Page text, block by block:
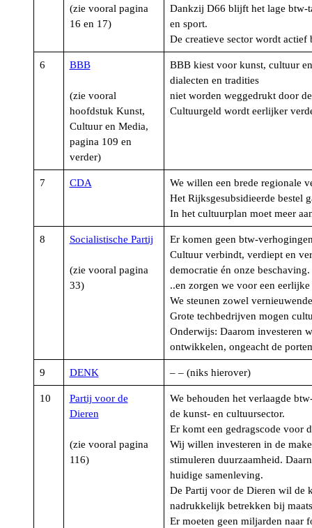
(zie vooral pagina
16 en 17)
Dankzij D66 blijft het lage btw-
en sport.
De creatieve sector wordt actief
6 BBB
(zie vooral
hoofdstuk Kunst,
Cultuur en Media,
pagina 109 en
verder)
BBB kiest voor kunst, cultuur
dialecten en tradities
niet worden weggedrukt door
Cultuurgeld wordt eerlijker
7 CDA
We willen een brede regionale
Het Rijksgesubsidieerde bestel
In het cultuurplan moet meer
8 Socialistische Partij
(zie vooral pagina
33)
Er komen geen btw-
Cultuur verbindt, verdiept en
democratie én onze
..en zorgen we voor een
We steunen zowel
Grote techbedrijven mogen
Onderwijs: Daarom investeren
ontwikkelen, ongeacht de
9 DENK – – (niks hierover)
10
Partij voor de
Dieren
(zie vooral pagina
116)
We behouden het verlaagde
de kunst- en cultuursector.
Er komt een gedragscode voor
Wij willen investeren in de
stimuleren duurzaamheid.
huidige samenleving.
De Partij voor de Dieren wil de
nadrukkelijk betrekken bij
Er moeten geen miljarden naar